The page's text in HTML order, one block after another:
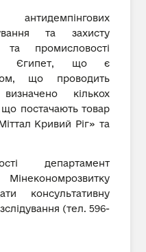
та захисту
та промисловості
Єгипет, що є
що проводить
кількох
що постачають товар
Кривий Ріг» та
департамент
Мінекономрозвитку
консультативну
(тел. 596-